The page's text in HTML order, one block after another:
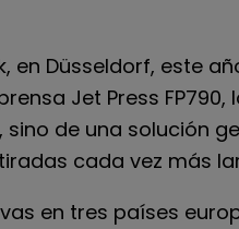
en Düsseldorf, este
Jet Press
sino de una solución
cada vez más
en tres países